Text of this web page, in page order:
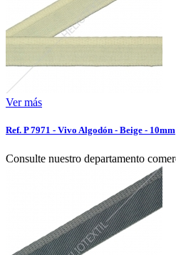
Ver más
Ref. P 7971 - Vivo Algodón - Beige - 10mm
Consulte nuestro departamento